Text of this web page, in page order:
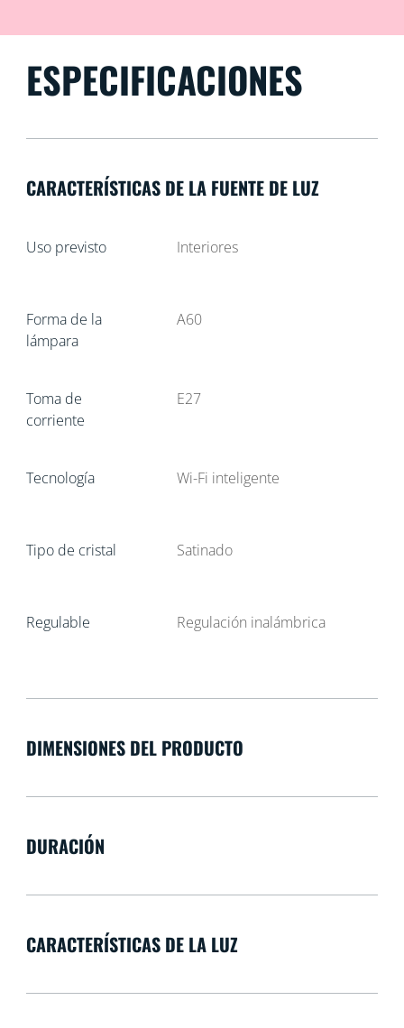
ESPECIFICACIONES
CARACTERÍSTICAS DE LA FUENTE DE LUZ
Uso previsto Interiores
Forma de la
lámpara
A60
Toma de
corriente
E27
Tecnología Wi-Fi inteligente
Tipo de cristal Satinado
Regulable Regulación inalámbrica
DIMENSIONES DEL PRODUCTO
DURACIÓN
CARACTERÍSTICAS DE LA LUZ